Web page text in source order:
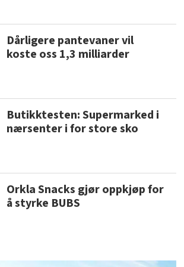
Dårligere pantevaner vil
koste oss 1,3 milliarder
Butikktesten: Supermarked i
nærsenter i for store sko
Orkla Snacks gjør oppkjøp for
å styrke BUBS